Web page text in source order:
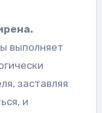
выполняет
заставляя
и